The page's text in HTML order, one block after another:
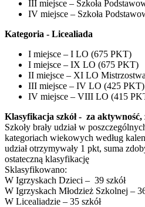
III miejsce – Szkoła
IV miejsce – Szkoła
Kategoria - Licealiada
I miejsce – I LO (675 PKT)
I miejsce – IX LO (675 PKT)
II miejsce – XI LO
III miejsce – IV LO (425 PKT)
IV miejsce – VIII LO (415
Klasyfikacja szkół - za
Szkoły brały udział w
kategoriach wiekowych według
udział otrzymywały 1 pkt, suma
ostateczną klasyfikację
Sklasyfikowano:
W Igrzyskach Dzieci – 39 szkół
W Igrzyskach Młodzież Szkolnej –
W Licealiadzie – 35 szkół